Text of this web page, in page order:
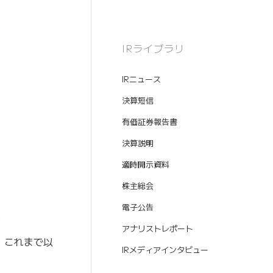
れまで以
IRライブラリ
IRニュース
決算短信
有価証券報告書
決算説明
適時開示資料
株主総会
電子公告
アナリストレポート
IRメディアインタビュー